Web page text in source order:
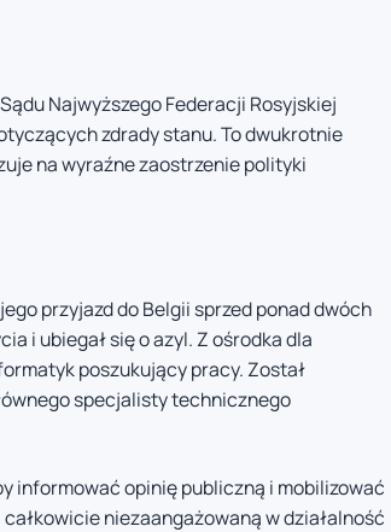
Najwyższego Federacji Rosyjskiej
zdrady stanu. To dwukrotnie
na wyraźne zaostrzenie polityki
przyjazd do Belgii sprzed ponad dwóch
i ubiegał się o azyl. Z ośrodka dla
poszukujący pracy. Został
specjalisty technicznego
informować opinię publiczną i mobilizować
niezaangażowaną w działalność